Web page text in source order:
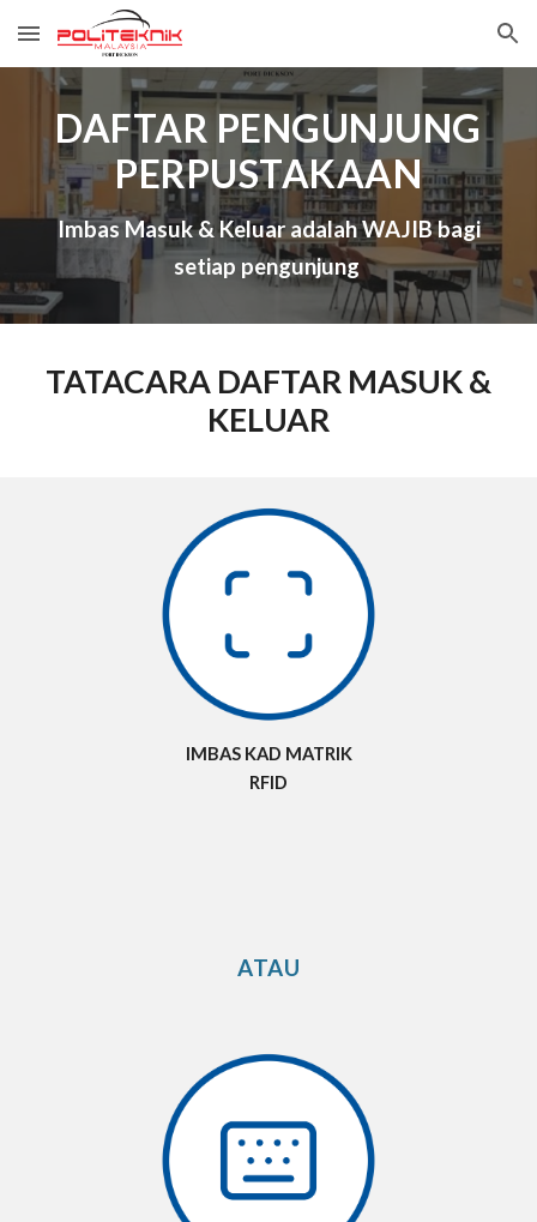
Skip to main content Skip to navigation
DAFTAR PENGUNJUNG
PERPUSTAKAAN
Imbas Masuk & Keluar adalah WAJIB bagi
setiap pengunjung
TATACARA DAFTAR MASUK &
KELUAR
IMBAS KAD MATRIK
RFID
ATAU